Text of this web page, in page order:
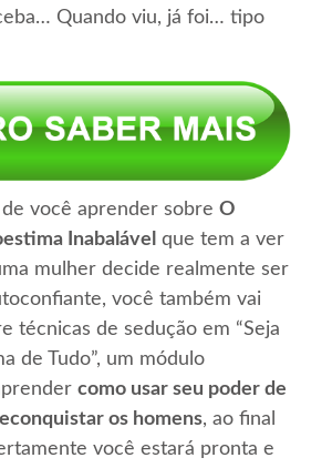
Quando viu, já foi… tipo
você aprender sobreO
Inabalável que tem a ver
mulher decide realmente ser
você também vai
técnicas de sedução em “Seja
de Tudo”, um módulo
como usar seu poder de
os homens, ao final
você estará pronta e